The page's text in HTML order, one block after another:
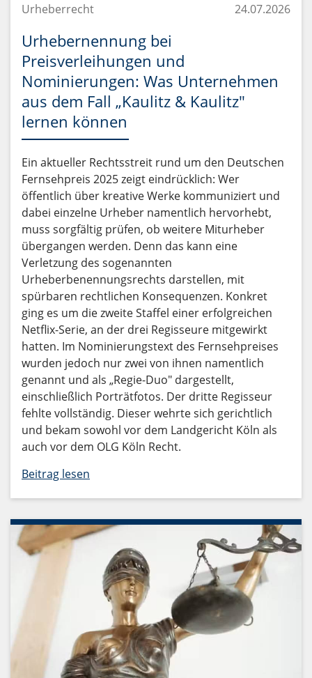
Urheberrecht 24.07.2026
Urhebernennung bei
Preisverleihungen und
Nominierungen: Was Unternehmen
aus dem Fall „Kaulitz & Kaulitz"
lernen können
Ein aktueller Rechtsstreit rund um den Deutschen
Fernsehpreis 2025 zeigt eindrücklich: Wer
öffentlich über kreative Werke kommuniziert und
dabei einzelne Urheber namentlich hervorhebt,
muss sorgfältig prüfen, ob weitere Miturheber
übergangen werden. Denn das kann eine
Verletzung des sogenannten
Urheberbenennungsrechts darstellen, mit
spürbaren rechtlichen Konsequenzen. Konkret
ging es um die zweite Staffel einer erfolgreichen
Netflix-Serie, an der drei Regisseure mitgewirkt
hatten. Im Nominierungstext des Fernsehpreises
wurden jedoch nur zwei von ihnen namentlich
genannt und als „Regie-Duo" dargestellt,
einschließlich Porträtfotos. Der dritte Regisseur
fehlte vollständig. Dieser wehrte sich gerichtlich
und bekam sowohl vor dem Landgericht Köln als
auch vor dem OLG Köln Recht.
Beitrag lesen